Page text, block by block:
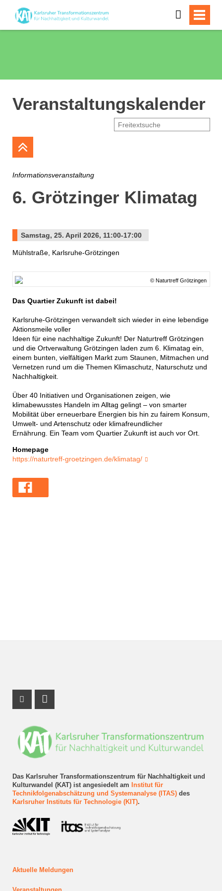
Veranstaltungskalender
Informationsveranstaltung
6. Grötzinger Klimatag
Samstag, 25. April 2026, 11:00-17:00
Mühlstraße, Karlsruhe-Grötzingen
© Naturtreff Grötzingen
Das Quartier Zukunft ist dabei!
Karlsruhe-Grötzingen verwandelt sich wieder in eine lebendige
Aktionsmeile voller
Ideen für eine nachhaltige Zukunft! Der Naturtreff Grötzingen
und die Ortverwaltung Grötzingen laden zum 6. Klimatag ein,
einem bunten, vielfältigen Markt zum Staunen, Mitmachen und
Vernetzen rund um die Themen Klimaschutz, Naturschutz und
Nachhaltigkeit.
Über 40 Initiativen und Organisationen zeigen, wie
klimabewusstes Handeln im Alltag gelingt – von smarter
Mobilität über erneuerbare Energien bis hin zu fairem Konsum,
Umwelt- und Artenschutz oder klimafreundlicher
Ernährung. Ein Team vom Quartier Zukunft ist auch vor Ort.
Homepage
https://naturtreff-groetzingen.de/klimatag/
Das Karlsruher Transformationszentrum für Nachhaltigkeit und
Kulturwandel (KAT) ist angesiedelt am
Institut für
Technikfolgenabschätzung und Systemanalyse (ITAS)des
Karlsruher Instituts für Technologie (KIT).
Aktuelle Meldungen
Instagram Profil
LinkedIn Profil